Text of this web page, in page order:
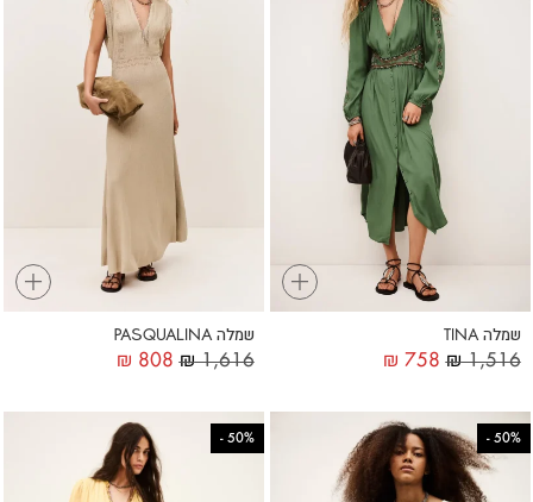
+
שמלה TINA
₪1,516
₪ 758
+
שמלה PASQUALINA
₪1,616
₪ 808
50%
-
50%
-